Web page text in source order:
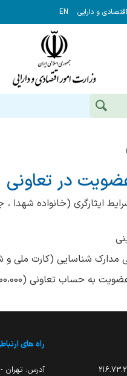
و دارایی EN
در تعاونی
ایثارگری (خانواده شهدا ،
راه های
آدرس: تهران